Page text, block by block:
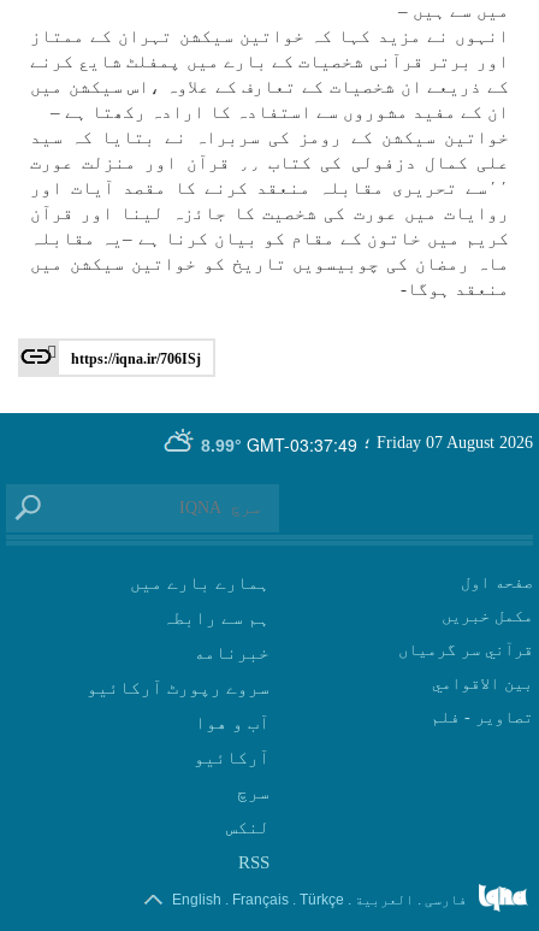
میں سے ہیں –
انہوں نے مزيد كہا كہ خواتين سيكشن تہران كے ممتاز
اور برتر قرآنی شخصيات كے بارے میں پمفلٹ شايع كرنے
كے ذريعے ان شخصيات كے تعارف كے علاوہ ،اس سيكشن میں
ان كے مفيد مشوروں سے استفادہ كا ارادہ ركھتا ہے –
خواتين سيكشن كے رومز كی سربراہ نے بتايا كہ سيد
علی كمال دزفولی كی كتاب ٫٫ قرآن اور منزلت عورت
٬٬سے تحريری مقابلہ منعقد كرنے كا مقصد آيات اور
روايات میں عورت كی شخصيت كا جاﺋزہ لينا اور قرآن
كريم میں خاتون كے مقام كو بيان كرنا ہے –یہ مقابلہ
ماہ رمضان كی چوبيسویں تاريخ كو خواتين سيكشن میں
منعقد ہوگا-
https://iqna.ir/706ISj
GMT-03:37:49
8.99° Friday 07 August 2026 ؛
صفحه اول
مکمل خبریں
قرآني سر گرمياں
بين الاقوامي
تصاوير - فلم
ہمارے بارے میں
ہم سے رابطہ
سروے رپورٹ آرکائیو
آب و هوا
سرچ
لنکس
RSS
فارسی . العربیة .
Türkçe
.
Français
.
English